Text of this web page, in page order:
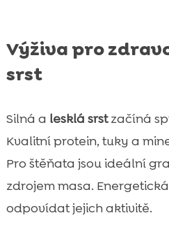
Výživa pro
srst
Silná a lesklá srstzačíná
Kvalitní protein, tuky a
Pro štěňata jsou ideální
zdrojem masa.
odpovídat jejich aktivitě.